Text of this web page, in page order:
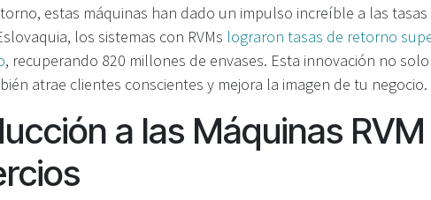
estas máquinas han dado un impulso increíble a las tasas
los sistemas con RVMs lograron tasas de retorno
, recuperando 820 millones de envases. Esta innovación no
atrae clientes conscientes y mejora la imagen de tu negocio.
a las Máquinas